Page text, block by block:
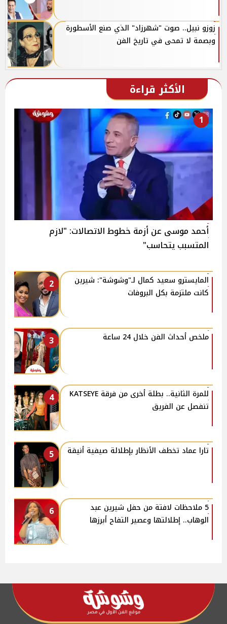
زوزو نبيل.. صوت "شهرزاد" الذي صنع الأسطورة
وبصمة لا تمحى في تاريخ الفن
الأكثر قراءة
1
أحمد موسى عن أزمة خطوط الاتصالات: "لازم
المتسبب يتحاسب"
2
المايسترو سعيد كمال لـ"وشوشة": شيرين
كانت ملتزمة بكل البروفات
3 ملخص أحداث الفن خلال 24 ساعة
4
للمرة الثانية.. بطلة أخرى من فرقة KATSEYE
تنفصل عن الفريق
5 تارا عماد تخطف الأنظار بإطلالة صيفية أنيقة
6
5 ملاحظات لافتة من حفل شيرين عبد
الوهاب.. إطلالتها وعصير التفاح أبرزها